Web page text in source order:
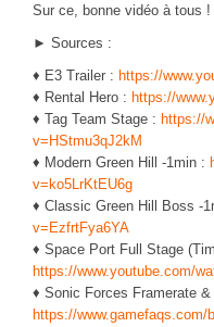
Courts Métrages
JEUX
30 minutes sur...
Parties en ligne
Funtage
Walkthrough / LP
Découvrons le Boss Final
Minecraft
Battlefield Montage
Sur ce, bonne vidéo à tous !
► Sources :
♦ E3 Trailer : https://
♦ Rental Hero : https://
♦ Tag Team Stage : https://
v=HStmu3qJ2kM
♦ Modern Green Hill -1min :
v=ko5LrKtEU6g
♦ Classic Green Hill Boss -
v=EzfrtFya6YA
♦ Space Port Full Stage
https://www.youtube.com/
♦ Sonic Forces Framerate
https://www.gamefaqs.com/